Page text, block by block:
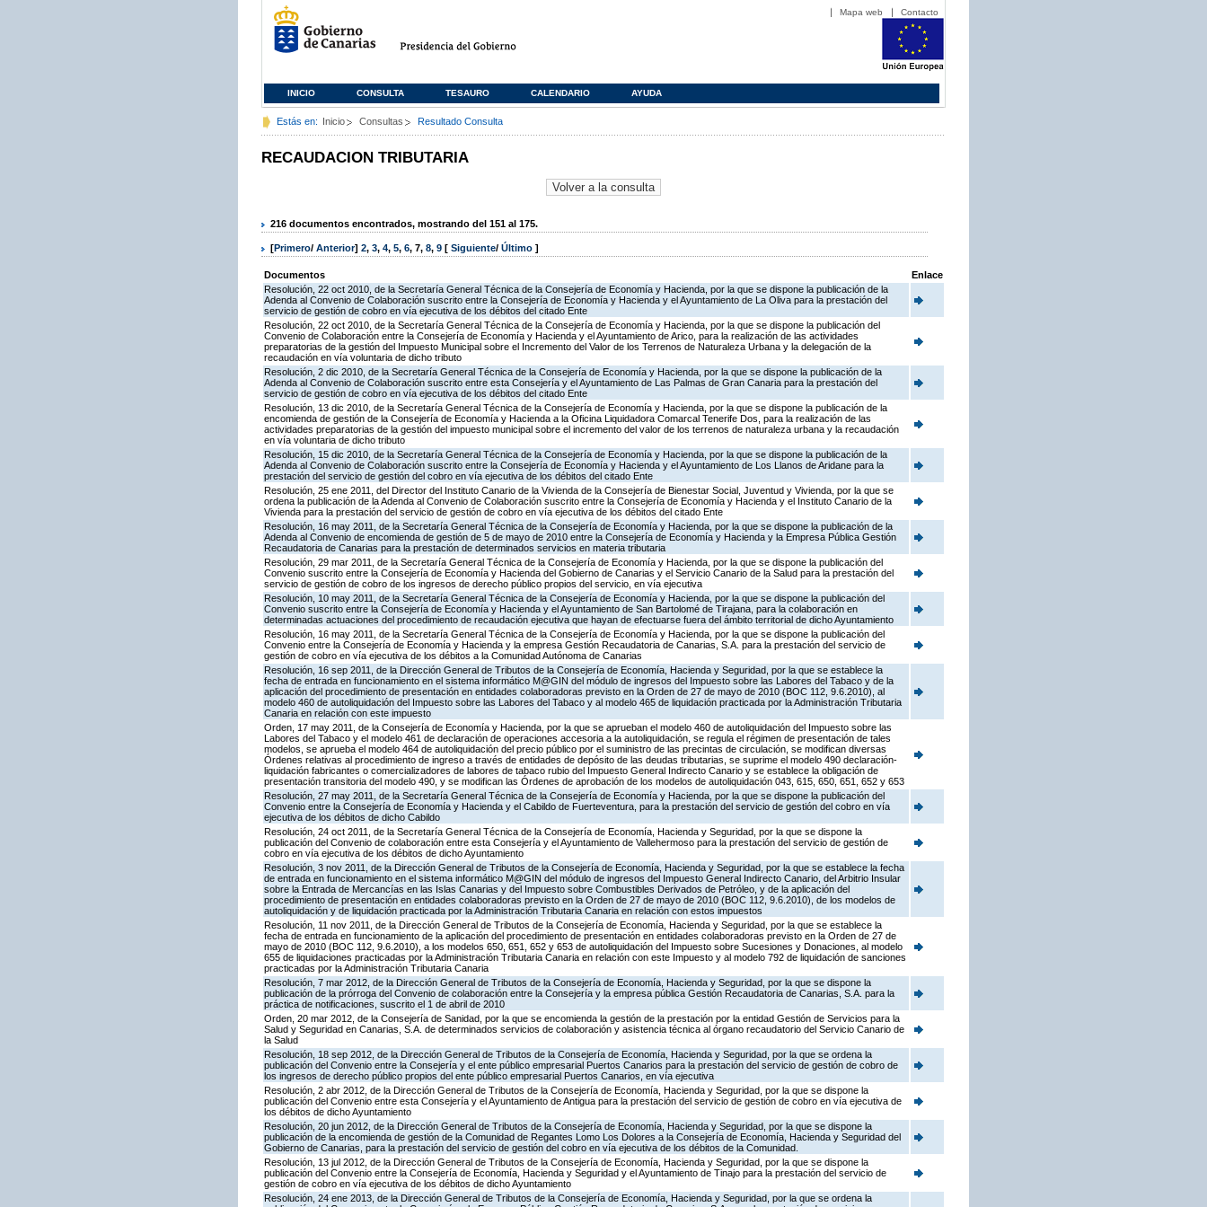
Mapa web Contacto
INICIO CONSULTA TESAURO CALENDARIO AYUDA
Estás en: Inicio Consultas Resultado Consulta
RECAUDACION TRIBUTARIA
216 documentos encontrados, mostrando del 151 al 175.
[Primero/ Anterior] 2, 3, 4, 5, 6, 7, 8, 9 [ Siguiente/ Último ]
Documentos
Enlace
Resolución, 22 oct 2010, de la Secretaría General Técnica de la Consejería de Economía y Hacienda, por la que se dispone la publicación de la
Adenda al Convenio de Colaboración suscrito entre la Consejería de Economía y Hacienda y el Ayuntamiento de La Oliva para la prestación del
servicio de gestión de cobro en vía ejecutiva de los débitos del citado Ente
Resolución, 22 oct 2010, de la Secretaría General Técnica de la Consejería de Economía y Hacienda, por la que se dispone la publicación del
Convenio de Colaboración entre la Consejería de Economía y Hacienda y el Ayuntamiento de Arico, para la realización de las actividades
preparatorias de la gestión del Impuesto Municipal sobre el Incremento del Valor de los Terrenos de Naturaleza Urbana y la delegación de la
recaudación en vía voluntaria de dicho tributo
Resolución, 2 dic 2010, de la Secretaría General Técnica de la Consejería de Economía y Hacienda, por la que se dispone la publicación de la
Adenda al Convenio de Colaboración suscrito entre esta Consejería y el Ayuntamiento de Las Palmas de Gran Canaria para la prestación del
servicio de gestión de cobro en vía ejecutiva de los débitos del citado Ente
Resolución, 13 dic 2010, de la Secretaría General Técnica de la Consejería de Economía y Hacienda, por la que se dispone la publicación de la
encomienda de gestión de la Consejería de Economía y Hacienda a la Oficina Liquidadora Comarcal Tenerife Dos, para la realización de las
actividades preparatorias de la gestión del impuesto municipal sobre el incremento del valor de los terrenos de naturaleza urbana y la recaudación
en vía voluntaria de dicho tributo
Resolución, 15 dic 2010, de la Secretaría General Técnica de la Consejería de Economía y Hacienda, por la que se dispone la publicación de la
Adenda al Convenio de Colaboración suscrito entre la Consejería de Economía y Hacienda y el Ayuntamiento de Los Llanos de Aridane para la
prestación del servicio de gestión del cobro en vía ejecutiva de los débitos del citado Ente
Resolución, 25 ene 2011, del Director del Instituto Canario de la Vivienda de la Consejería de Bienestar Social, Juventud y Vivienda, por la que se
ordena la publicación de la Adenda al Convenio de Colaboración suscrito entre la Consejería de Economía y Hacienda y el Instituto Canario de la
Vivienda para la prestación del servicio de gestión de cobro en vía ejecutiva de los débitos del citado Ente
Resolución, 16 may 2011, de la Secretaría General Técnica de la Consejería de Economía y Hacienda, por la que se dispone la publicación de la
Adenda al Convenio de encomienda de gestión de 5 de mayo de 2010 entre la Consejería de Economía y Hacienda y la Empresa Pública Gestión
Recaudatoria de Canarias para la prestación de determinados servicios en materia tributaria
Resolución, 29 mar 2011, de la Secretaría General Técnica de la Consejería de Economía y Hacienda, por la que se dispone la publicación del
Convenio suscrito entre la Consejería de Economía y Hacienda del Gobierno de Canarias y el Servicio Canario de la Salud para la prestación del
servicio de gestión de cobro de los ingresos de derecho público propios del servicio, en vía ejecutiva
Resolución, 10 may 2011, de la Secretaría General Técnica de la Consejería de Economía y Hacienda, por la que se dispone la publicación del
Convenio suscrito entre la Consejería de Economía y Hacienda y el Ayuntamiento de San Bartolomé de Tirajana, para la colaboración en
determinadas actuaciones del procedimiento de recaudación ejecutiva que hayan de efectuarse fuera del ámbito territorial de dicho Ayuntamiento
Resolución, 16 may 2011, de la Secretaría General Técnica de la Consejería de Economía y Hacienda, por la que se dispone la publicación del
Convenio entre la Consejería de Economía y Hacienda y la empresa Gestión Recaudatoria de Canarias, S.A. para la prestación del servicio de
gestión de cobro en vía ejecutiva de los débitos a la Comunidad Autónoma de Canarias
Resolución, 16 sep 2011, de la Dirección General de Tributos de la Consejería de Economía, Hacienda y Seguridad, por la que se establece la
fecha de entrada en funcionamiento en el sistema informático M@GIN del módulo de ingresos del Impuesto sobre las Labores del Tabaco y de la
aplicación del procedimiento de presentación en entidades colaboradoras previsto en la Orden de 27 de mayo de 2010 (BOC 112, 9.6.2010), al
modelo 460 de autoliquidación del Impuesto sobre las Labores del Tabaco y al modelo 465 de liquidación practicada por la Administración Tributaria
Canaria en relación con este impuesto
Orden, 17 may 2011, de la Consejería de Economía y Hacienda, por la que se aprueban el modelo 460 de autoliquidación del Impuesto sobre las
Labores del Tabaco y el modelo 461 de declaración de operaciones accesoria a la autoliquidación, se regula el régimen de presentación de tales
modelos, se aprueba el modelo 464 de autoliquidación del precio público por el suministro de las precintas de circulación, se modifican diversas
Órdenes relativas al procedimiento de ingreso a través de entidades de depósito de las deudas tributarias, se suprime el modelo 490 declaración-
liquidación fabricantes o comercializadores de labores de tabaco rubio del Impuesto General Indirecto Canario y se establece la obligación de
presentación transitoria del modelo 490, y se modifican las Órdenes de aprobación de los modelos de autoliquidación 043, 615, 650, 651, 652 y 653
Resolución, 27 may 2011, de la Secretaría General Técnica de la Consejería de Economía y Hacienda, por la que se dispone la publicación del
Convenio entre la Consejería de Economía y Hacienda y el Cabildo de Fuerteventura, para la prestación del servicio de gestión del cobro en vía
ejecutiva de los débitos de dicho Cabildo
Resolución, 24 oct 2011, de la Secretaría General Técnica de la Consejería de Economía, Hacienda y Seguridad, por la que se dispone la
publicación del Convenio de colaboración entre esta Consejería y el Ayuntamiento de Vallehermoso para la prestación del servicio de gestión de
cobro en vía ejecutiva de los débitos de dicho Ayuntamiento
Resolución, 3 nov 2011, de la Dirección General de Tributos de la Consejería de Economía, Hacienda y Seguridad, por la que se establece la fecha
de entrada en funcionamiento en el sistema informático M@GIN del módulo de ingresos del Impuesto General Indirecto Canario, del Arbitrio Insular
sobre la Entrada de Mercancías en las Islas Canarias y del Impuesto sobre Combustibles Derivados de Petróleo, y de la aplicación del
procedimiento de presentación en entidades colaboradoras previsto en la Orden de 27 de mayo de 2010 (BOC 112, 9.6.2010), de los modelos de
autoliquidación y de liquidación practicada por la Administración Tributaria Canaria en relación con estos impuestos
Resolución, 11 nov 2011, de la Dirección General de Tributos de la Consejería de Economía, Hacienda y Seguridad, por la que se establece la
fecha de entrada en funcionamiento de la aplicación del procedimiento de presentación en entidades colaboradoras previsto en la Orden de 27 de
mayo de 2010 (BOC 112, 9.6.2010), a los modelos 650, 651, 652 y 653 de autoliquidación del Impuesto sobre Sucesiones y Donaciones, al modelo
655 de liquidaciones practicadas por la Administración Tributaria Canaria en relación con este Impuesto y al modelo 792 de liquidación de sanciones
practicadas por la Administración Tributaria Canaria
Resolución, 7 mar 2012, de la Dirección General de Tributos de la Consejería de Economía, Hacienda y Seguridad, por la que se dispone la
publicación de la prórroga del Convenio de colaboración entre la Consejería y la empresa pública Gestión Recaudatoria de Canarias, S.A. para la
práctica de notificaciones, suscrito el 1 de abril de 2010
Orden, 20 mar 2012, de la Consejería de Sanidad, por la que se encomienda la gestión de la prestación por la entidad Gestión de Servicios para la
Salud y Seguridad en Canarias, S.A. de determinados servicios de colaboración y asistencia técnica al órgano recaudatorio del Servicio Canario de
la Salud
Resolución, 18 sep 2012, de la Dirección General de Tributos de la Consejería de Economía, Hacienda y Seguridad, por la que se ordena la
publicación del Convenio entre la Consejería y el ente público empresarial Puertos Canarios para la prestación del servicio de gestión de cobro de
los ingresos de derecho público propios del ente público empresarial Puertos Canarios, en vía ejecutiva
Resolución, 2 abr 2012, de la Dirección General de Tributos de la Consejería de Economía, Hacienda y Seguridad, por la que se dispone la
publicación del Convenio entre esta Consejería y el Ayuntamiento de Antigua para la prestación del servicio de gestión de cobro en vía ejecutiva de
los débitos de dicho Ayuntamiento
Resolución, 20 jun 2012, de la Dirección General de Tributos de la Consejería de Economía, Hacienda y Seguridad, por la que se dispone la
publicación de la encomienda de gestión de la Comunidad de Regantes Lomo Los Dolores a la Consejería de Economía, Hacienda y Seguridad del
Gobierno de Canarias, para la prestación del servicio de gestión del cobro en vía ejecutiva de los débitos de la Comunidad.
Resolución, 13 jul 2012, de la Dirección General de Tributos de la Consejería de Economía, Hacienda y Seguridad, por la que se dispone la
publicación del Convenio entre la Consejería de Economía, Hacienda y Seguridad y el Ayuntamiento de Tinajo para la prestación del servicio de
gestión de cobro en vía ejecutiva de los débitos de dicho Ayuntamiento
Resolución, 24 ene 2013, de la Dirección General de Tributos de la Consejería de Economía, Hacienda y Seguridad, por la que se ordena la